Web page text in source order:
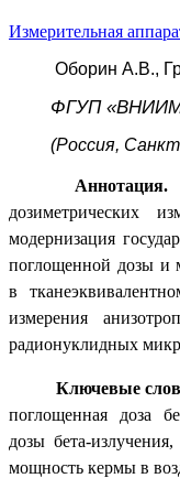
Измерительная
Оборин А.В.,
ФГУП «ВНИИМ
(Россия,
дозиметрических
модернизация
поглощенной дозы и
в
измерения
радионуклидных
Ключевые
поглощенная доза
дозы бета-
мощность кермы в